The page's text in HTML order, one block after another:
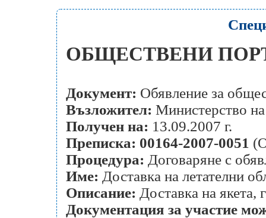
ОБЩЕСТВЕНИ
Документ: Обявление за
Възложител: Министерство
Получен на: 13.09.2007 г.
Преписка: 00164-2007-0051
Процедура: Договаряне с
Име: Доставка на летателни
Описание: Доставка на якета,
Документация за участие